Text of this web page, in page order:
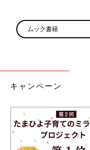
の視点
ムック書籍
キャンペーン